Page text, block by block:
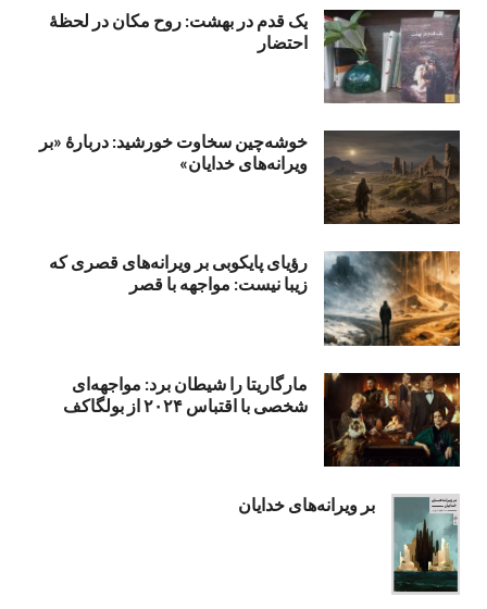
یک قدم در بهشت: روح مکان در لحظهٔ
احتضار
خوشه‌چین سخاوت خورشید: دربارهٔ «بر
ویرانه‌های خدایان»
رؤیای پایکوبی بر ویرانه‌های قصری که
زیبا نیست: مواجهه با قصر
مارگاریتا را شیطان برد: مواجهه‌ای
شخصی با اقتباس ۲۰۲۴ از بولگاکف
بر ویرانه‌های خدایان